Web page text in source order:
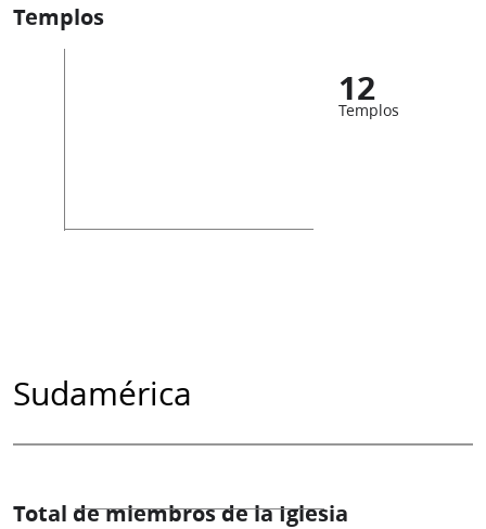
Templos
12
Templos
Sudamérica
Total de miembros de la Iglesia